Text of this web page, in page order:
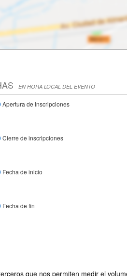
que nos permiten medir el
EN HORA LOCAL DEL EVENTO
Apertura de inscripciones
Cierre de inscripciones
Fecha de inicio
Fecha de fin
Taller de CV y Linkedin. Dirigido a 3º y